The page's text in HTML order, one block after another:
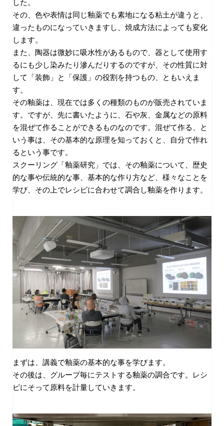
した。
その、色や表情は同じ釉薬でも素地になる粘土が違うと、
違ったものになっていきますし、焼成方法によっても変化
します。
また、陶器は微妙に吸水性があるもので、器として使用す
るにも少し染みたり滲んだりするのですが、その性質に対
して「装飾」と「保護」の役割を持つもの、ともいえま
す。
その釉薬は、現在では多くの種類のものが販売されていま
す。ですが、先に書いたように、石や灰、金属などの原料
を混ぜて作ることができるものなのです。混ぜて作る、と
いう事は、その基本的な原理を知っておくと、自分で作れ
るという事です。
スクーリング「釉薬研究」では、その釉薬について、歴史
的な事や伝統的な事、基本的な作り方など、様々なことを
学び、その上でレシピに合わせて調合し釉薬を作ります。
まずは、講義で釉薬の基本的な事を学びます。
その後は、グループ毎にテストする釉薬の調合です。レシ
ピにそって原料を計量していきます。